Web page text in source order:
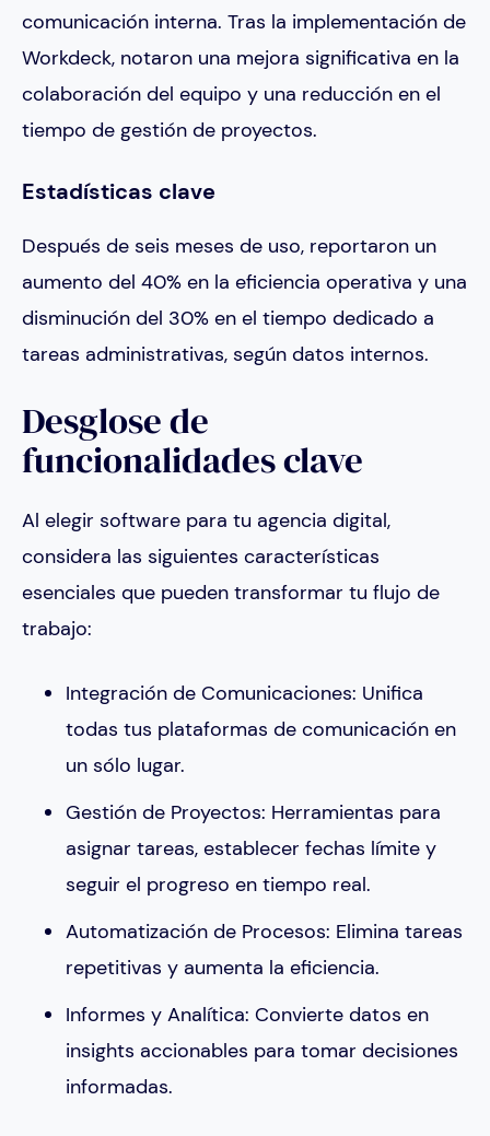
comunicación interna. Tras la implementación de
Workdeck, notaron una mejora significativa en la
colaboración del equipo y una reducción en el
tiempo de gestión de proyectos.
Estadísticas clave
Después de seis meses de uso, reportaron un
aumento del 40% en la eficiencia operativa y una
disminución del 30% en el tiempo dedicado a
tareas administrativas, según datos internos.
Desglose de
funcionalidades clave
Al elegir software para tu agencia digital,
considera las siguientes características
esenciales que pueden transformar tu flujo de
trabajo:
Integración de Comunicaciones: Unifica
todas tus plataformas de comunicación en
un sólo lugar.
Gestión de Proyectos: Herramientas para
asignar tareas, establecer fechas límite y
seguir el progreso en tiempo real.
Automatización de Procesos: Elimina tareas
repetitivas y aumenta la eficiencia.
Informes y Analítica: Convierte datos en
insights accionables para tomar decisiones
informadas.